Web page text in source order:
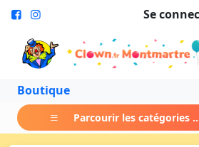
Se
Boutique
Parcourir les catégories